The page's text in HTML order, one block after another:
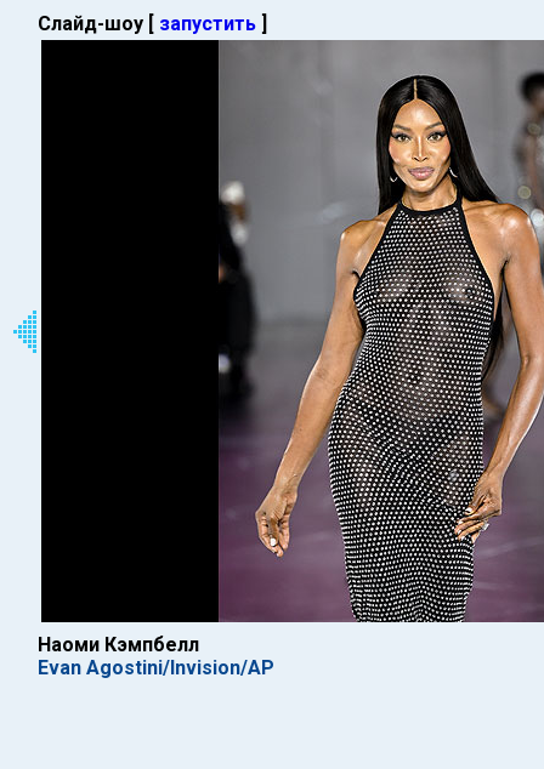
Слайд-шоу [ запустить ]
Наоми Кэмпбелл
Evan Agostini/Invision/AP